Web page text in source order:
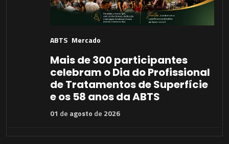
ABTS Mercado
Mais de 300 participantes
celebram o Dia do Profissional
de Tratamentos de Superfície
e os 58 anos da ABTS
01 de agosto de 2026